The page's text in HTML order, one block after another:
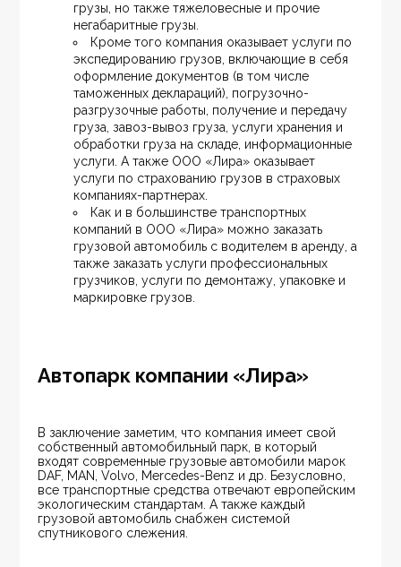
грузы, но также тяжеловесные и прочие
негабаритные грузы.
Кроме того компания оказывает услуги по
экспедированию грузов, включающие в себя
оформление документов (в том числе
таможенных деклараций), погрузочно-
разгрузочные работы, получение и передачу
груза, завоз-вывоз груза, услуги хранения и
обработки груза на складе, информационные
услуги. А также ООО «Лира» оказывает
услуги по страхованию грузов в страховых
компаниях-партнерах.
Как и в большинстве транспортных
компаний в ООО «Лира» можно заказать
грузовой автомобиль с водителем в аренду, а
также заказать услуги профессиональных
грузчиков, услуги по демонтажу, упаковке и
маркировке грузов.
Автопарк компании «Лира»
В заключение заметим, что компания имеет свой
собственный автомобильный парк, в который
входят современные грузовые автомобили марок
DAF, MAN, Volvo, Mercedes-Benz и др. Безусловно,
все транспортные средства отвечают европейским
экологическим стандартам. А также каждый
грузовой автомобиль снабжен системой
спутникового слежения.